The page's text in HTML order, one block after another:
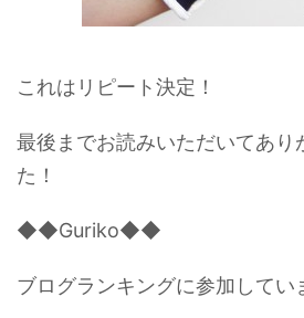
これはリピート決定！
最後までお読みいただいてあり
た！
◆◆Guriko◆◆
ブログランキングに参加してい